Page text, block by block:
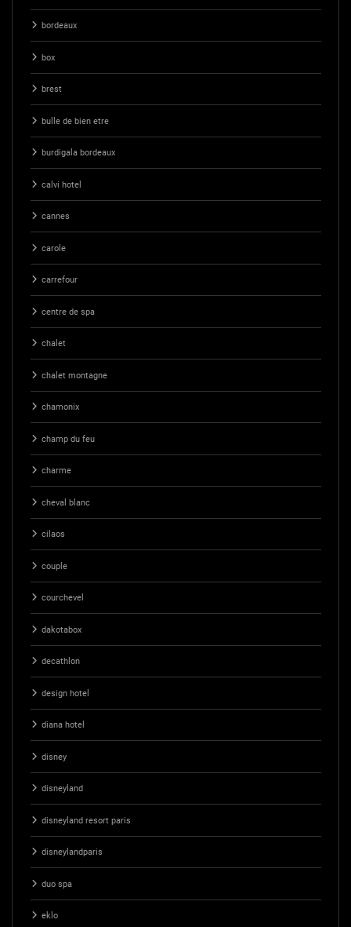
bordeaux
box
brest
bulle de bien etre
burdigala bordeaux
calvi hotel
cannes
carole
carrefour
centre de spa
chalet
chalet montagne
chamonix
champ du feu
charme
cheval blanc
cilaos
couple
courchevel
dakotabox
decathlon
design hotel
diana hotel
disney
disneyland
disneyland resort paris
disneylandparis
duo spa
eklo